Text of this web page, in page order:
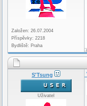
Založen: 26.07.2004
Příspěvky: 2218
Bydliště: Praha
S'Tsung
Uživatel